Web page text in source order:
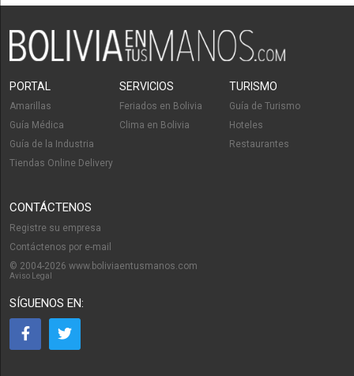
PORTAL
Amarillas
Guía Médica
Guía de la Industria
Tiendas Online Delivery
SERVICIOS
Feriados en Bolivia
Clima en Bolivia
TURISMO
Guía de Turismo
Hoteles
Restaurantes
CONTÁCTENOS
Registre su empresa
Contáctenos por e-mail
© 2004-2026 www.boliviaentusmanos.com
Aviso Legal
SÍGUENOS EN: